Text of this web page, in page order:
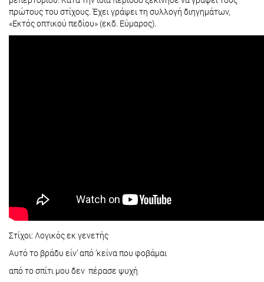
πρώτους του στίχους. Έχει γράψει τη συλλογή διηγημάτων,
«Εκτός οπτικού πεδίου» (εκδ. Εύμαρος).
Στίχοι: Λογικός εκ γενετής
Αυτό το βράδυ είν’ από ’κείνα που φοβάμαι
από το σπίτι μου δεν πέρασε ψυχή